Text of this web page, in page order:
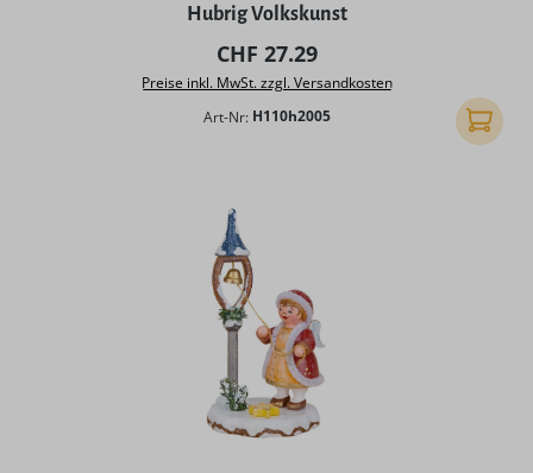
Hubrig Volkskunst
Regulärer Preis:
CHF 27.29
Preise inkl. MwSt. zzgl. Versandkosten
Art-Nr: H110h2005 In den